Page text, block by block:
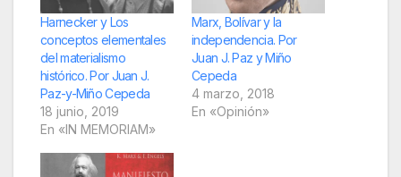
Harnecker y Los
conceptos elementales
del materialismo
histórico. Por Juan J.
Paz-y-Miño Cepeda
18 junio, 2019
En «IN MEMORIAM»
Marx, Bolívar y la
independencia. Por
Juan J. Paz y Miño
Cepeda
4 marzo, 2018
En «Opinión»